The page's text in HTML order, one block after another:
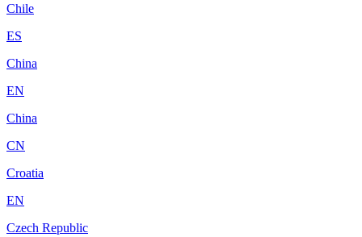
Chile
ES
China
EN
China
CN
Croatia
EN
Czech Republic